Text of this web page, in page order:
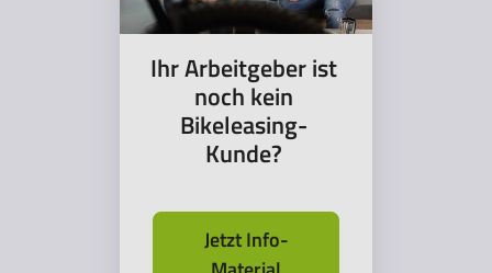
Ihr Arbeitgeber ist
noch kein
Bikeleasing-
Kunde?
Jetzt Info-